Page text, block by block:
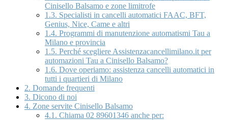
Cinisello Balsamo e zone limitrofe
1.3. Specialisti in cancelli automatici FAAC, BFT,
Genius, Nice, Came e altri
1.4. Programmi di manutenzione automatismi Tau a
Milano e provincia
1.5. Perché scegliere Assistenzacancellimilano.it per
automazioni Tau a Cinisello Balsamo?
1.6. Dove operiamo: assistenza cancelli automatici in
tutti i quartieri di Milano
2. Domande frequenti
3. Dicono di noi
4. Zone servite Cinisello Balsamo
4.1. Chiama 02 89601346 anche per: